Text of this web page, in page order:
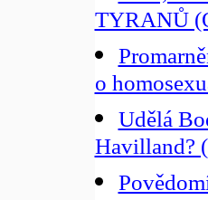
TYRANŮ
o
Udělá
Havilland?